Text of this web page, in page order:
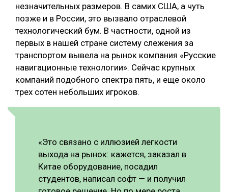
незначительных размеров. В самих США, а чуть
позже и в России, это вызвало отраслевой
технологический бум. В частности, одной из
первых в нашей стране систему слежения за
транспортом вывела на рынок компания «Русские
навигационные технологии». Сейчас крупных
компаний подобного спектра пять, и еще около
трех сотен небольших игроков.
«Это связано с иллюзией легкости
выхода на рынок: кажется, заказал в
Китае оборудование, посадил
студентов, написал софт — и получил